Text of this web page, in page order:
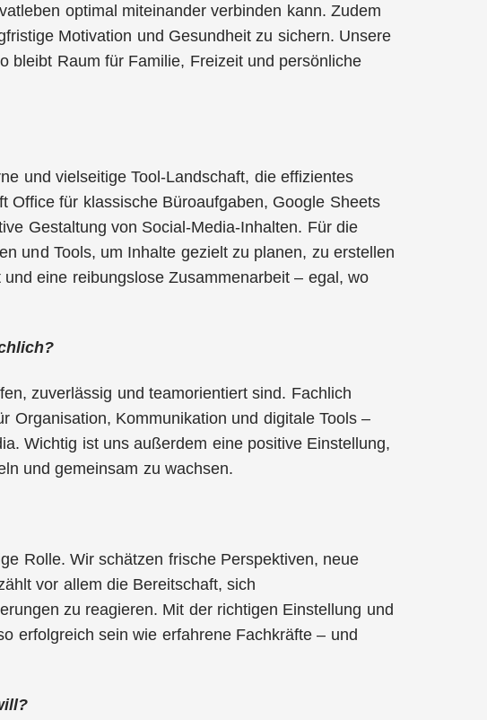
optimal miteinander verbinden kann. Zudem
Motivation und Gesundheit zu sichern. Unsere
bleibt Raum für Familie, Freizeit und persönliche
und vielseitige Tool-Landschaft, die effizientes
Office für klassische Büroaufgaben, Google Sheets
Gestaltung von Social-Media-Inhalten. Für die
und Tools, um Inhalte gezielt zu planen, zu erstellen
eine reibungslose Zusammenarbeit – egal, wo
zuverlässig und teamorientiert sind. Fachlich
Organisation, Kommunikation und digitale Tools –
Wichtig ist uns außerdem eine positive Einstellung,
und gemeinsam zu wachsen.
Rolle. Wir schätzen frische Perspektiven, neue
vor allem die Bereitschaft, sich
zu reagieren. Mit der richtigen Einstellung und
erfolgreich sein wie erfahrene Fachkräfte – und